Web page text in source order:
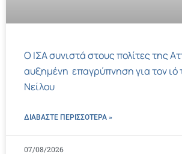
Ο ΙΣΑ συνιστά στους πολίτες της
αυξημένη επαγρύπνηση για τον ιό
Νείλου
ΔΙΑΒΑΣΤΕ ΠΕΡΙΣΣΌΤΕΡΑ »
07/08/2026